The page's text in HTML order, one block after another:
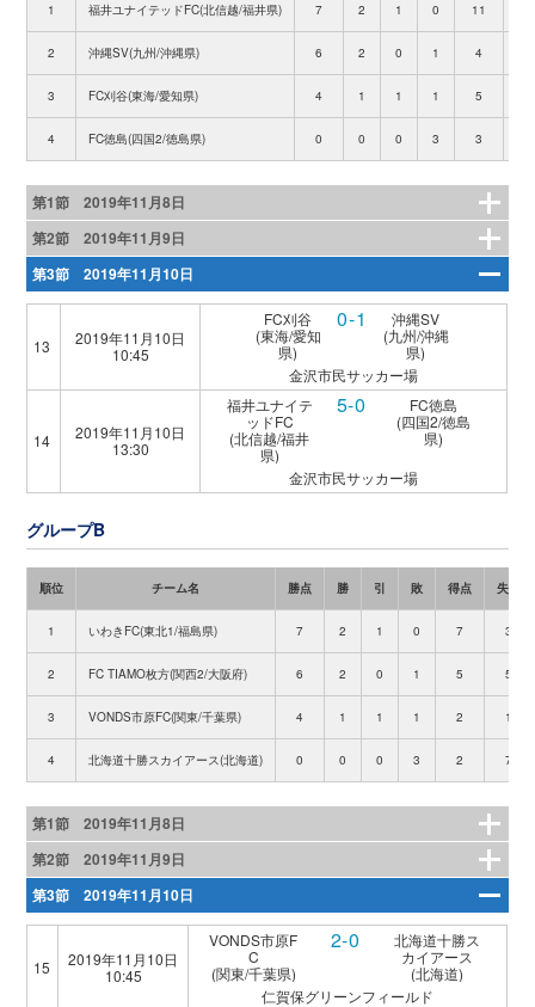
1 福井ユナイテッドFC(北信越/福井県) 7 2 1 0 11
2 沖縄SV(九州/沖縄県) 6 2 0 1 4
3 FC刈谷(東海/愛知県) 4 1 1 1 5
4 FC徳島(四国2/徳島県) 0 0 0 3 3
第1節 2019年11月8日
第2節 2019年11月9日
第3節 2019年11月10日
13
2019年11月10日
10:45
FC刈谷
(東海/愛知
県)
0-1
沖縄SV
(九州/沖縄
県)
金沢市民サッカー場
14
2019年11月10日
13:30
福井ユナイテ
ッドFC
(北信越/福井
県)
5-0
FC徳島
(四国2/徳島
県)
金沢市民サッカー場
グループB
順位 チーム名 勝点 勝 引 敗 得点 失点
1 いわきFC(東北1/福島県) 7 2 1 0 7 3
2 FC TIAMO枚方(関西2/大阪府) 6 2 0 1 5 5
3 VONDS市原FC(関東/千葉県) 4 1 1 1 2 1
4 北海道十勝スカイアース(北海道) 0 0 0 3 2 7
第1節 2019年11月8日
第2節 2019年11月9日
第3節 2019年11月10日
15
2019年11月10日
10:45
VONDS市原F
C
(関東/千葉県)
2-0
北海道十勝ス
カイアース
(北海道)
仁賀保グリーンフィールド